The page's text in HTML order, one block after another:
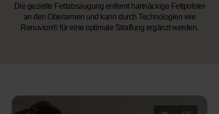
Die gezielte Fettabsaugung entfernt hartnäckige Fettpolster
an den Oberarmen und kann durch Technologien wie
Renuvion® für eine optimale Straffung ergänzt werden.